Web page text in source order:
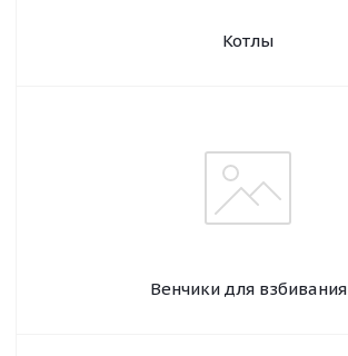
Котлы
Венчики для взбивания